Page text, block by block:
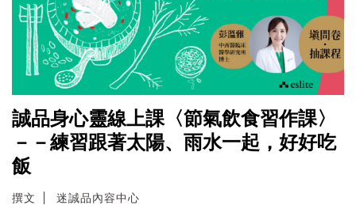
誠品身心靈線上課〈節氣飲食習作課〉
－－練習跟著太陽、雨水一起，好好吃
飯
撰文 迷誠品內容中心